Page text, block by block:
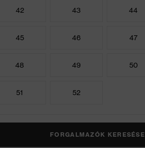
42 43 44
45 46 47
48 49 50
51 52
FORGALMAZÓK KERESÉSE